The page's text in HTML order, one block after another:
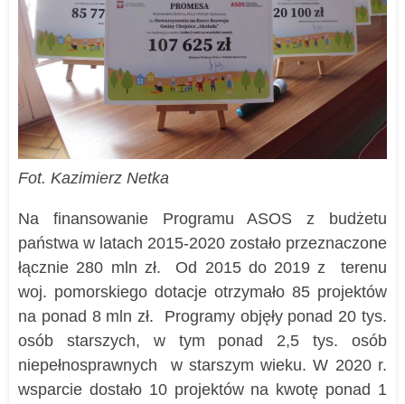
Fot. Kazimierz Netka
Na finansowanie Programu ASOS z budżetu
państwa w latach 2015-2020 zostało przeznaczone
łącznie 280 mln zł. Od 2015 do 2019 z terenu
woj. pomorskiego dotacje otrzymało 85 projektów
na ponad 8 mln zł. Programy objęły ponad 20 tys.
osób starszych, w tym ponad 2,5 tys. osób
niepełnosprawnych w starszym wieku. W 2020 r.
wsparcie dostało 10 projektów na kwotę ponad 1